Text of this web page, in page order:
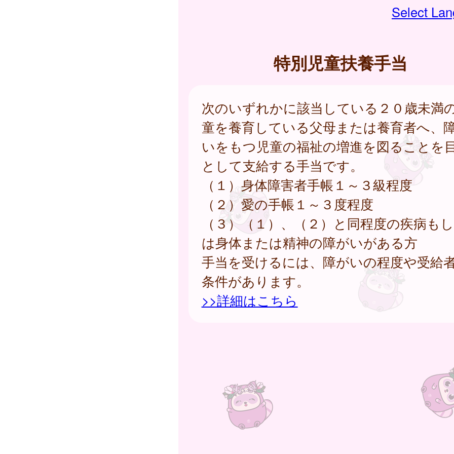
Select
特別児童扶養手当
次のいずれかに該当している２０歳未満
童を養育している父母または養育者へ、
いをもつ児童の福祉の増進を図ることを
として支給する手当です。
（１）身体障害者手帳１～３級程度
（２）愛の手帳１～３度程度
（３）（１）、（２）と同程度の疾病も
は身体または精神の障がいがある方
手当を受けるには、障がいの程度や受給
条件があります。
>>詳細はこちら